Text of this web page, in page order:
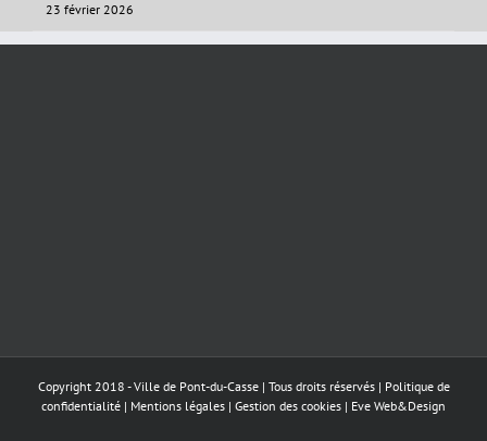
23 février 2026
Copyright 2018 - Ville de Pont-du-Casse | Tous droits réservés | Politique de
confidentialité | Mentions légales | Gestion des cookies | Eve Web&Design